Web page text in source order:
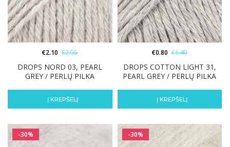
DROPS NORD 03, PEARL
GREY / PERLŲ PILKA
€2.10 €2.95
Į KREPŠELĮ
DROPS COTTON LIGHT 31,
PEARL GREY / PERLŲ PILKA
€0.80 €1.40
Į KREPŠELĮ
-30% -30%